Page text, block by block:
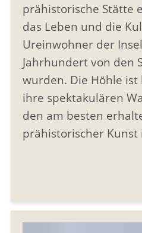
prähistorische Stätte
das Leben und die
Ureinwohner der
Jahrhundert von den
wurden. Die Höhle
ihre spektakulären
den am besten
prähistorischer Kunst